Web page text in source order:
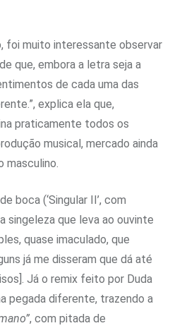
foi muito interessante observar
que, embora a letra seja a
de cada uma das
explica ela que,
praticamente todos os
musical, mercado ainda
masculino.
boca (‘Singular II’, com
singeleza que leva ao ouvinte
quase imaculado, que
já me disseram que dá até
Já o remix feito por Duda
pegada diferente, trazendo a
, com pitada de